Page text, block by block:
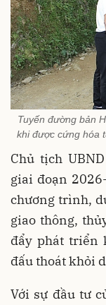
Tuyến đường bản
khi được cứng hóa
Chủ tịch
giai đoạn
chương trình,
giao thông,
đẩy phát triển
đấu thoát khỏi
Với sự đầu tư